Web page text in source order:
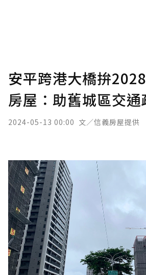
安平跨港大橋拚
房屋：助舊城區交通
2024-05-13 00:00 文／信義房屋提供